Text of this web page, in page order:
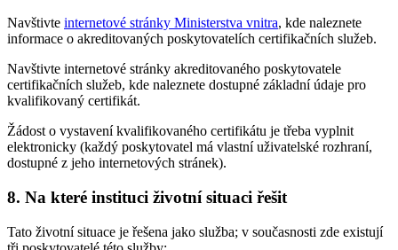
Navštivte internetové stránky Ministerstva vnitra, kde naleznete
informace o akreditovaných poskytovatelích certifikačních služeb.
Navštivte internetové stránky akreditovaného poskytovatele
certifikačních služeb, kde naleznete dostupné základní údaje pro
kvalifikovaný certifikát.
Žádost o vystavení kvalifikovaného certifikátu je třeba vyplnit
elektronicky (každý poskytovatel má vlastní uživatelské rozhraní,
dostupné z jeho internetových stránek).
8. Na které instituci životní situaci řešit
Tato životní situace je řešena jako služba; v současnosti zde existují